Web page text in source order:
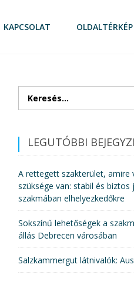
KAPCSOLAT OLDALTÉRKÉP
LEGUTÓBBI
A rettegett szakterület, amire
szüksége van: stabil és
szakmában elhelyezkedőkre
Sokszínű lehetőségek a
állás Debrecen városában
Salzkammergut látnivalók: